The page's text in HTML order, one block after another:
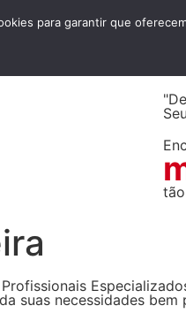
Profissionais
suas necessidades
para garantir que